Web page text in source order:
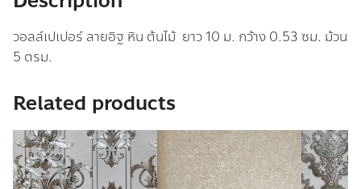
วอลล์เปเปอร์ ลายอิฐ หิน ต้นไม้ ยาว 10 ม. กว้าง 0.53 ซม. ม้วน
5 ตรม.
Related products